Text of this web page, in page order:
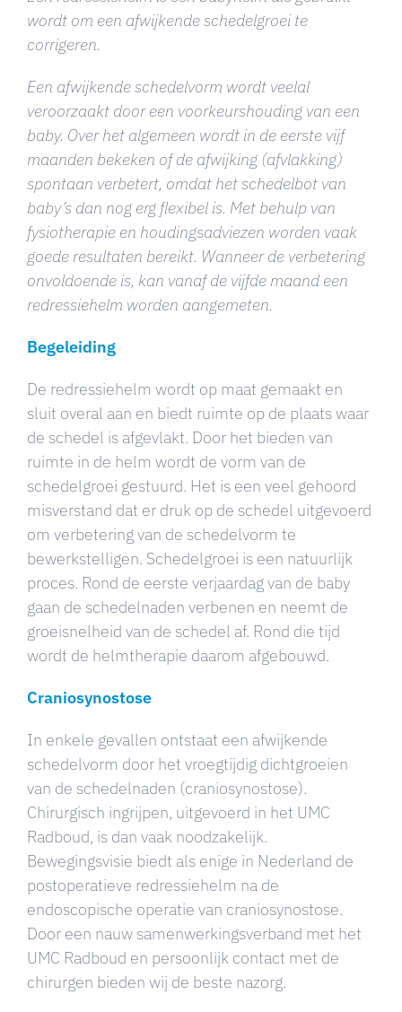
wordt om een afwijkende schedelgroei te
corrigeren.
Een afwijkende schedelvorm wordt veelal
veroorzaakt door een voorkeurshouding van een
baby. Over het algemeen wordt in de eerste vijf
maanden bekeken of de afwijking (afvlakking)
spontaan verbetert, omdat het schedelbot van
baby’s dan nog erg flexibel is. Met behulp van
fysiotherapie en houdingsadviezen worden vaak
goede resultaten bereikt. Wanneer de verbetering
onvoldoende is, kan vanaf de vijfde maand een
redressiehelm worden aangemeten.
Begeleiding
De redressiehelm wordt op maat gemaakt en
sluit overal aan en biedt ruimte op de plaats waar
de schedel is afgevlakt. Door het bieden van
ruimte in de helm wordt de vorm van de
schedelgroei gestuurd. Het is een veel gehoord
misverstand dat er druk op de schedel uitgevoerd
om verbetering van de schedelvorm te
bewerkstelligen. Schedelgroei is een natuurlijk
proces. Rond de eerste verjaardag van de baby
gaan de schedelnaden verbenen en neemt de
groeisnelheid van de schedel af. Rond die tijd
wordt de helmtherapie daarom afgebouwd.
Craniosynostose
In enkele gevallen ontstaat een afwijkende
schedelvorm door het vroegtijdig dichtgroeien
van de schedelnaden (craniosynostose).
Chirurgisch ingrijpen, uitgevoerd in het UMC
Radboud, is dan vaak noodzakelijk.
Bewegingsvisie biedt als enige in Nederland de
postoperatieve redressiehelm na de
endoscopische operatie van craniosynostose.
Door een nauw samenwerkingsverband met het
UMC Radboud en persoonlijk contact met de
chirurgen bieden wij de beste nazorg.